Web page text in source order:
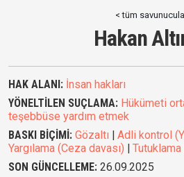
< tüm
Hakan
HAK ALANI: İnsan hakları
YÖNELTİLEN SUÇLAMA: Hükümeti
teşebbüse yardım etmek
BASKI BİÇİMİ: Gözaltı Adli kontrol
Yargılama (Ceza davası)
Tutuklama
SON GÜNCELLEME: 26.09.2025